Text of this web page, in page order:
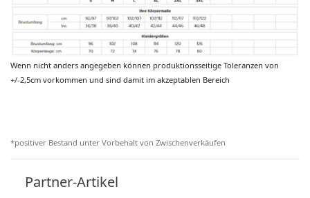
Wenn nicht anders angegeben können produktionsseitige Toleranzen von
+/-2,5cm vorkommen und sind damit im akzeptablen Bereich
*positiver Bestand unter Vorbehalt von Zwischenverkäufen
Partner-Artikel